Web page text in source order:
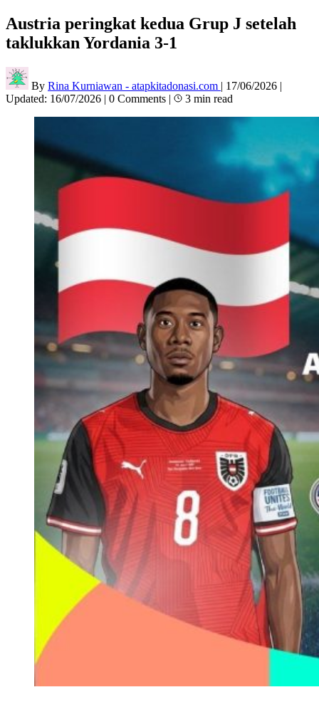
Austria peringkat kedua Grup J setelah
taklukkan Yordania 3-1
By Rina Kurniawan - atapkitadonasi.com | 17/06/2026 |
Updated: 16/07/2026 | 0 Comments | 3 min read